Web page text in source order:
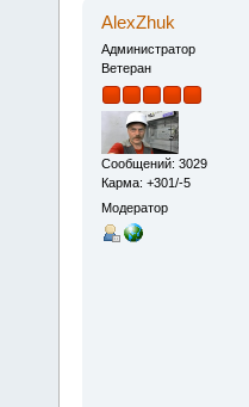
AlexZhuk
Администратор
Ветеран
Сообщений: 3029
Карма: +301/-5
Модератор